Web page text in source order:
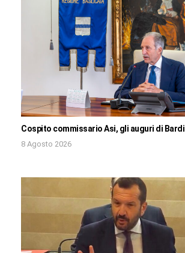
Cospito commissario Asi, gli auguri di Bardi
8 Agosto 2026